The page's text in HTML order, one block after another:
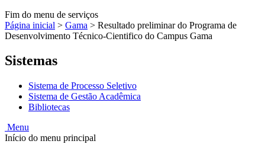
Fim do menu de serviços
Página inicial > Gama > Resultado preliminar do Programa de
Desenvolvimento Técnico-Cientifico do Campus Gama
Sistemas
Sistema de Processo Seletivo
Sistema de Gestão Acadêmica
Bibliotecas
Menu
Início do menu principal